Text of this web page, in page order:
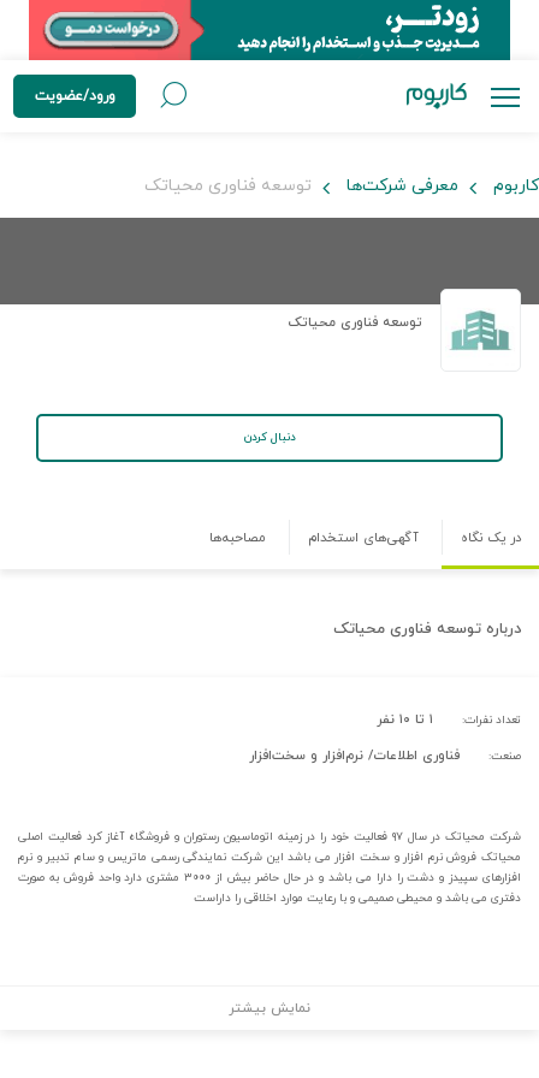
ورود/عضویت
کاربوم معرفی شرکت‌ها توسعه فناوری محیاتک
توسعه فناوری محیاتک
دنبال کردن
در یک نگاه آگهی‌های استخدام مصاحبه‌ها
درباره توسعه فناوری محیاتک
تعداد نفرات: ۱ تا ۱۰ نفر
صنعت: فناوری اطلاعات/ نرم‌افزار و سخت‌افزار
شرکت محیاتک در سال ۹۷ فعالیت خود را در زمینه اتوماسیون رستوران و فروشگاه آغاز کرد فعالیت اصلی
محیاتک فروش نرم افزار و سخت افزار می باشد این شرکت نمایندگی رسمی ماتریس و سام تدبیر و نرم
افزارهای سپیدز و دشت را دارا می باشد و در حال حاضر بیش از ۳۰۰۰ مشتری دارد واحد فروش به صورت
دفتری می باشد و محیطی صمیمی و با رعایت موارد اخلاقی را داراست
نمایش بیشتر